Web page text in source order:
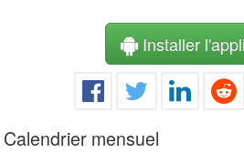
Installer
Calendrier mensuel